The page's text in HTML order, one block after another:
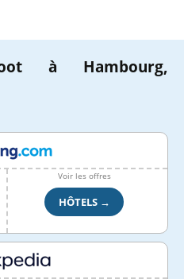
à Hambourg,
Voir les offres
HÔTELS →